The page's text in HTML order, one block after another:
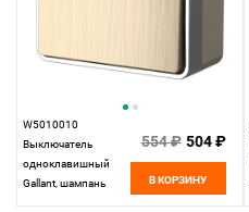
W5010010
Выключатель
одноклавишный
Gallant, шампань
554 ₽ 504 ₽
В КОРЗИНУ